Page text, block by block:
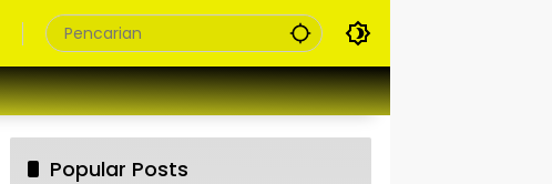
Popular Posts